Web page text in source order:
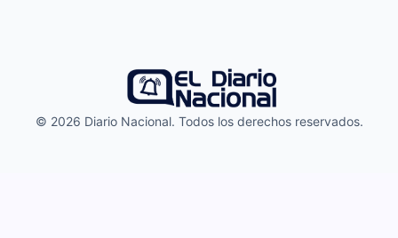
© 2026 Diario Nacional. Todos los derechos reservados.